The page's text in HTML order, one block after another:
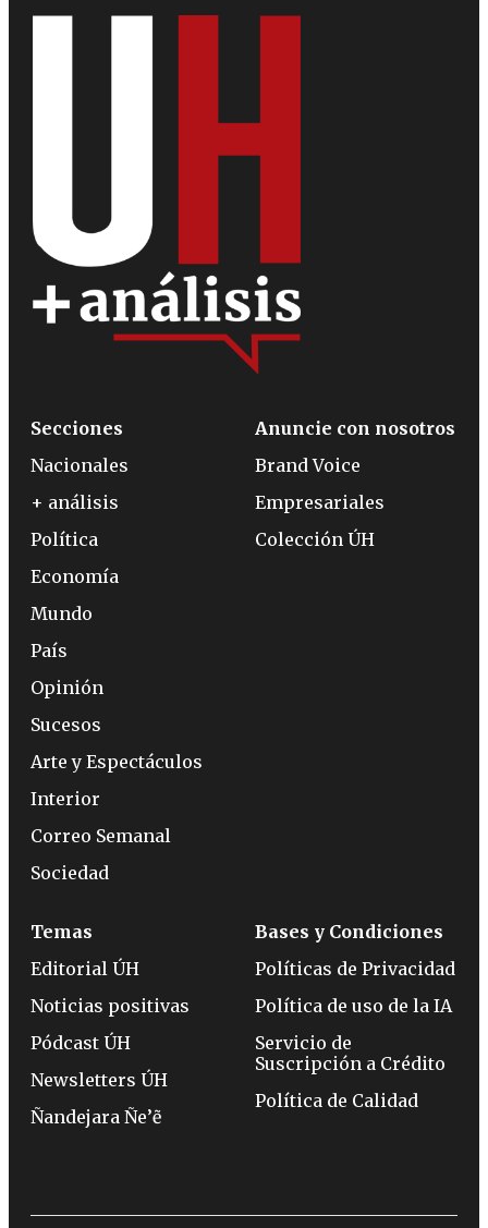
Secciones
Nacionales
+ análisis
Política
Economía
Mundo
País
Opinión
Sucesos
Arte y Espectáculos
Interior
Correo Semanal
Sociedad
Anuncie con nosotros
Brand Voice
Empresariales
Colección ÚH
Temas
Editorial ÚH
Noticias positivas
Pódcast ÚH
Newsletters ÚH
Ñandejara Ñe’ẽ
Bases y Condiciones
Políticas de Privacidad
Política de uso de la IA
Servicio de
Suscripción a Crédito
Política de Calidad